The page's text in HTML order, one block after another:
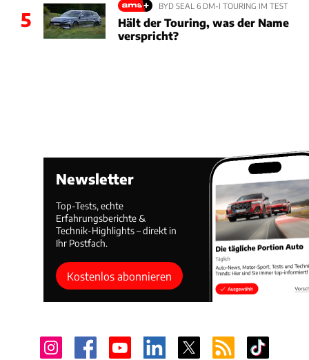
5
BYD SEAL 6 DM-I TOURING IM TEST
Hält der Touring, was der Name
verspricht?
Newsletter
Top-Tests, echte
Erfahrungsberichte &
Technik-Highlights – direkt in
Ihr Postfach.
Kostenlos abonnieren